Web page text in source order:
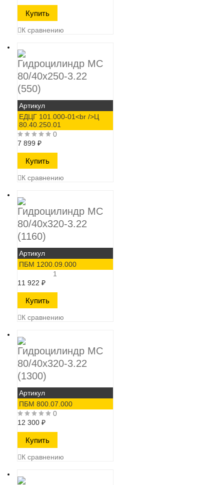
К сравнению
Гидроцилиндр МС
80/40х250-3.22
(550)
Артикул
ЕДЦГ 101.000-01<br />Ц
80.40.250.01
0
7 899 ₽
К сравнению
Гидроцилиндр МС
80/40х320-3.22
(1160)
Артикул
ПБМ 1200.09.000
1
11 922 ₽
К сравнению
Гидроцилиндр МС
80/40х320-3.22
(1300)
Артикул
ПБМ 800.07.000
0
12 300 ₽
К сравнению